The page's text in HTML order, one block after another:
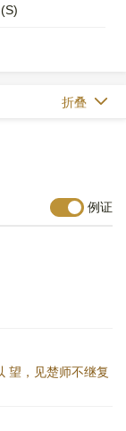
折叠
例证
望，见楚师不继复